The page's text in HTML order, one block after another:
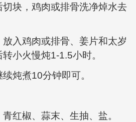
块，鸡肉或排骨洗净焯水去
入鸡肉或排骨、姜片和太岁
小火慢炖1-1.5小时。
炖煮10分钟即可。
红椒、蒜末、生抽、盐。